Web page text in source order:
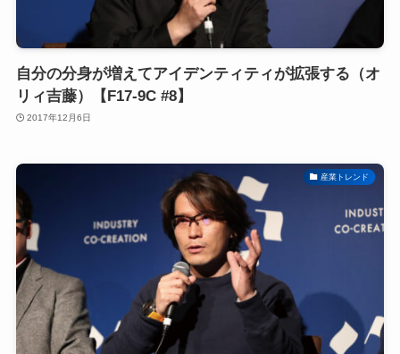
自分の分身が増えてアイデンティティが拡張する（オ
リィ吉藤）【F17-9C #8】
2017年12月6日
産業トレンド